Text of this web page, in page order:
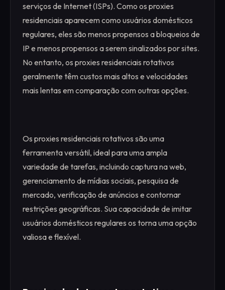
serviços de Internet (ISPs). Como os proxies
residenciais aparecem como usuários domésticos
regulares, eles são menos propensos a bloqueios de
IP e menos propensos a serem sinalizados por sites.
No entanto, os proxies residenciais rotativos
geralmente têm custos mais altos e velocidades
mais lentas em comparação com outras opções.
Os proxies residenciais rotativos são uma
ferramenta versátil, ideal para uma ampla
variedade de tarefas, incluindo captura na web,
gerenciamento de mídias sociais, pesquisa de
mercado, verificação de anúncios e contornar
restrições geográficas. Sua capacidade de imitar
usuários domésticos regulares os torna uma opção
valiosa e flexível.